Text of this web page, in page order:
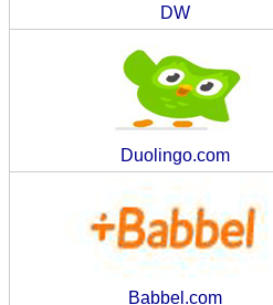
DW
Duolingo.com
Babbel.com